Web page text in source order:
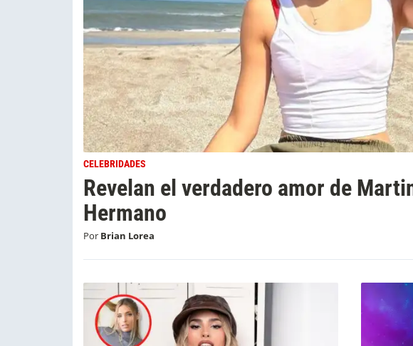
CELEBRIDADES
Revelan el verdadero amor de
Hermano
Por Brian Lorea